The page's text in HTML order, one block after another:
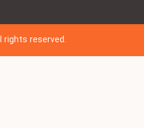
rights reserved.